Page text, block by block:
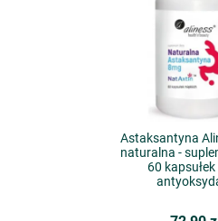
Astaksantyna
naturalna -
60